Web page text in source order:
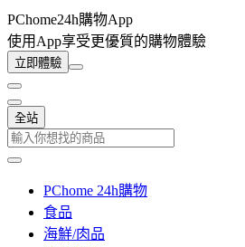
PChome24h購物App
使用App享受更優質的購物體驗
立即體驗
全站
PChome 24h購物
食品
海鮮/肉品